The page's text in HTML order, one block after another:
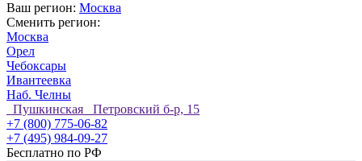
Ваш регион: Москва
Сменить регион:
Москва
Орел
Чебоксары
Ивантеевка
Наб. Челны
Пушкинская Петровский б-р, 15
+7 (800) 775-06-82
+7 (495) 984-09-27
Бесплатно по РФ